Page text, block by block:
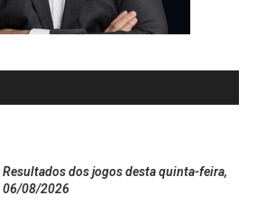
Resultados dos jogos desta quinta-feira,
06/08/2026